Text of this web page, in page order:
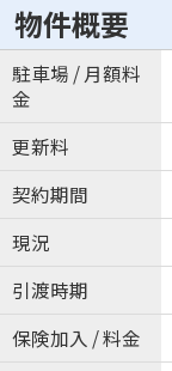
物件概要
駐車場 / 月額料
金
更新料
契約期間
現況
引渡時期
保険加入 / 料金